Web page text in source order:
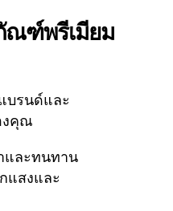
ณฑ์พรีเมียม
บรนด์และ
คุณ
และทนทาน
แสงและ